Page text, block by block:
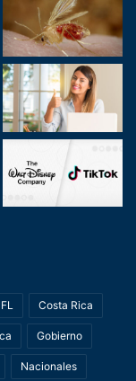
Costa Rica
Gobierno
Nacionales